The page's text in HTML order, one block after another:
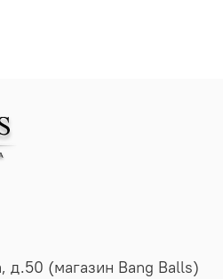
д.50 (магазин Bang Balls)